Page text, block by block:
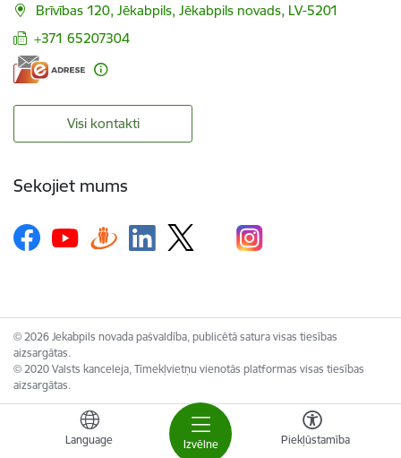
Izvēlne
Language Piekļūstamība
Brīvības 120, Jēkabpils, Jēkabpils novads, LV-5201
+371 65207304
Visi kontakti
Sekojiet mums
© 2026 Jekabpils novada pašvaldība, publicētā satura visas tiesības
aizsargātas.
© 2020 Valsts kanceleja, Tīmekļvietņu vienotās platformas visas tiesības
aizsargātas.